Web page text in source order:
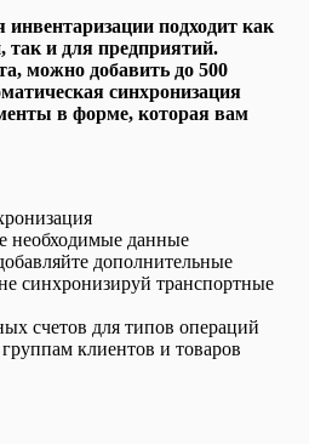
подходит как
и для предприятий.
можно добавить до 500
синхронизация
в форме, которая вам
необходимые данные
дополнительные
синхронизируй транспортные
счетов для типов операций
клиентов и товаров